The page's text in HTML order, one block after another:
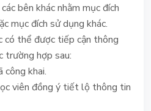
bên khác nhằm mục đích
mục đích sử dụng khác.
có thể được tiếp cận thông
trường hợp sau:
công khai.
viên đồng ý tiết lộ thông tin